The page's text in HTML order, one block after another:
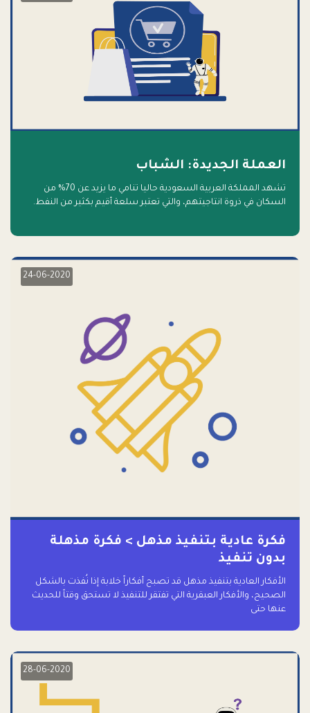
العملة الجديدة: الشباب
تشهد المملكة العربية السعودية حاليا تنامي ما يزيد عن 70% من
السكان في ذروة انتاجيتهم، والتي تعتبر سلعة أقيم بكثير من النفط.
24-06-2020
فكرة عادية بتنفيذ مذهل > فكرة مذهلة
بدون تنفيذ
الأفكار العادية بتنفيذ مذهل قد تصبح أفكاراً خلابة إذا نُفذت بالشكل
الصحيح، والأفكار العبقرية التي تفتقر للتنفيذ لا تستحق وقتاً للحديث
عنها حتى
28-06-2020